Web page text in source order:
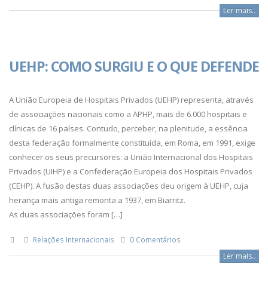
Ler mais..
UEHP: COMO SURGIU E O QUE DEFENDE
A União Europeia de Hospitais Privados (UEHP) representa, através
de associações nacionais como a APHP, mais de 6.000 hospitais e
clínicas de 16 países. Contudo, perceber, na plenitude, a essência
desta federação formalmente constituída, em Roma, em 1991, exige
conhecer os seus precursores: a União Internacional dos Hospitais
Privados (UIHP) e a Confederação Europeia dos Hospitais Privados
(CEHP). A fusão destas duas associações deu origem à UEHP, cuja
herança mais antiga remonta a 1937, em Biarritz.
As duas associações foram […]
Relações Internacionais 0 Comentários
Ler mais..